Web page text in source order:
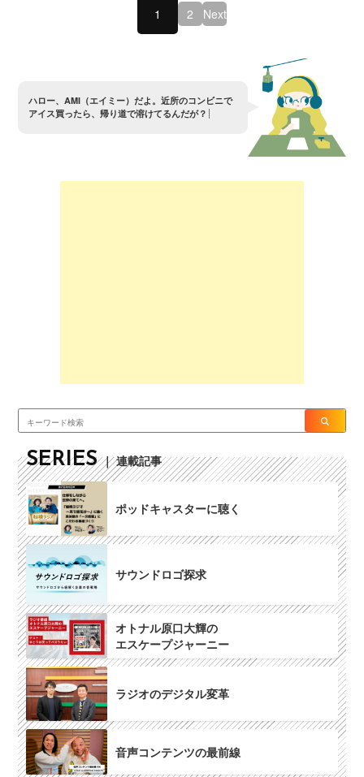
1 2 Next
ハロー、 AMI（エイ ミ ー） だよ 。 近所のコンビニで
アイス買った ら、 帰り道で溶けてるんだが？
SERIES ｜ 連載記事
ポッドキャスターに聴く
サウンドロゴ探求
オトナル原口大輝の
エスケープジャーニー
ラジオのデジタル変革
音声コンテンツの最前線